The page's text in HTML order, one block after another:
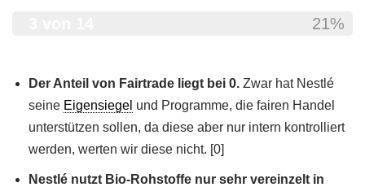
21%
Der Anteil von Fairtrade liegt bei 0. Zwar hat Nestlé
seine Eigensiegel und Programme, die fairen Handel
unterstützen sollen, da diese aber nur intern kontrolliert
werden, werten wir diese nicht. [0]
Nestlé nutzt Bio-Rohstoffe nur sehr vereinzelt in